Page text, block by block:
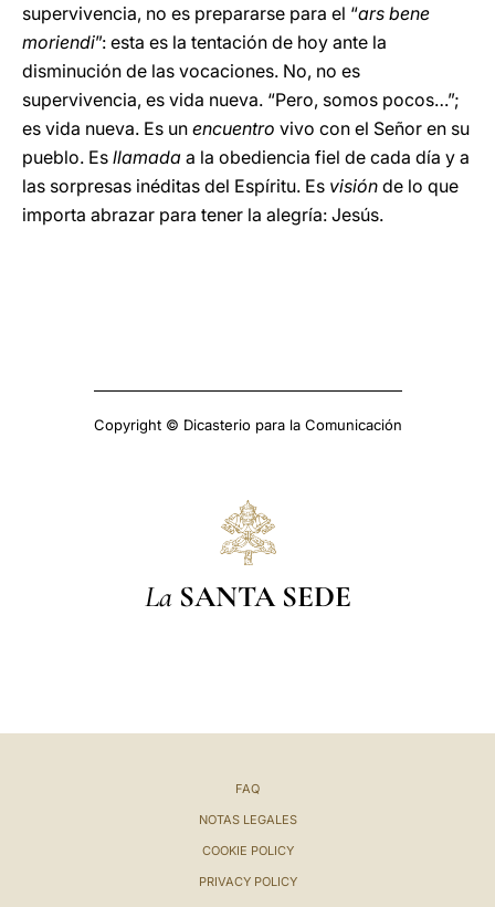
supervivencia, no es prepararse para el “ars bene
moriendi”: esta es la tentación de hoy ante la
disminución de las vocaciones. No, no es
supervivencia, es vida nueva. “Pero, somos pocos…”;
es vida nueva. Es un encuentro vivo con el Señor en su
pueblo. Es llamada a la obediencia fiel de cada día y a
las sorpresas inéditas del Espíritu. Es visión de lo que
importa abrazar para tener la alegría: Jesús.
Copyright © Dicasterio para la Comunicación
La SANTA SEDE
FAQ
NOTAS LEGALES
COOKIE POLICY
PRIVACY POLICY